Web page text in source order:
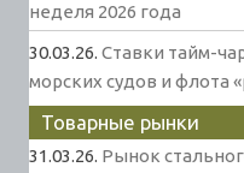
неделя 2026 года
30.03.26. Ставки тайм-
морских судов и флота
Товарные рынки
31.03.26. Рынок